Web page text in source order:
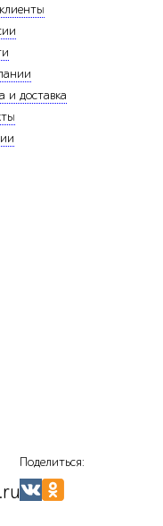
и доставка
Поделиться: